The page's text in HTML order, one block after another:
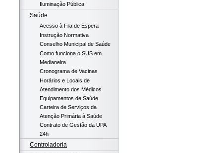
Iluminação Pública
Saúde
Acesso à Fila de Espera
Instrução Normativa
Conselho Municipal de Saúde
Como funciona o SUS em
Medianeira
Cronograma de Vacinas
Horários e Locais de
Atendimento dos Médicos
Equipamentos de Saúde
Carteira de Serviços da
Atenção Primária à Saúde
Contrato de Gestão da UPA
24h
Controladoria